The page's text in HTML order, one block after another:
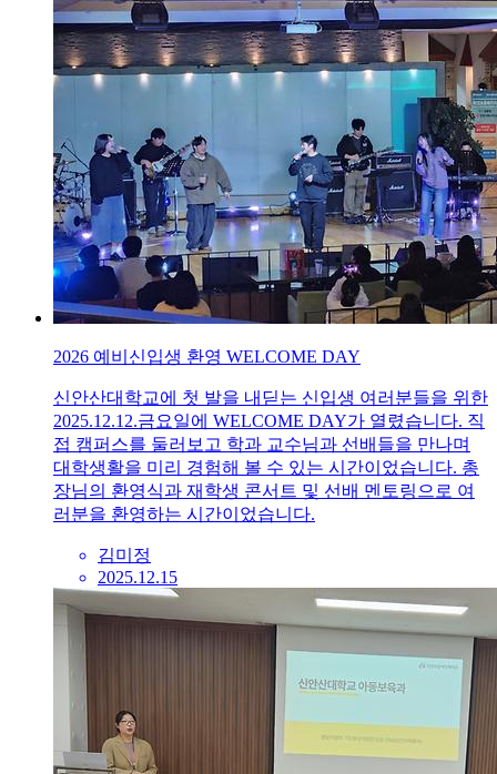
2026 예비신입생 환영 WELCOME DAY
신안산대학교에 첫 발을 내딛는 신입생 여러분들을 위한
2025.12.12.금요일에 WELCOME DAY가 열렸습니다. 직
접 캠퍼스를 둘러보고 학과 교수님과 선배들을 만나며
대학생활을 미리 경험해 볼 수 있는 시간이었습니다. 총
장님의 환영식과 재학생 콘서트 및 선배 멘토링으로 여
러분을 환영하는 시간이었습니다.
김미정
2025.12.15